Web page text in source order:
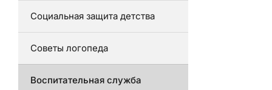
Социальная защита детства
Советы логопеда
Воспитательная служба